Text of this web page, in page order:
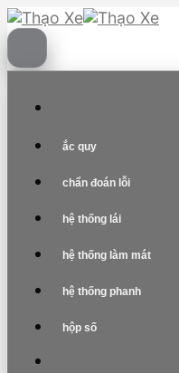
Skip
to
content
ắc quy
chẩn đoán lỗi
hệ thống lái
hệ thống làm mát
hệ thống phanh
hộp số